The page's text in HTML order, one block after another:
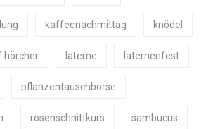
kaffeenachmittag knödel
hörcher laterne laternenfest
pflanzentauschbörse
rosenschnittkurs sambucus